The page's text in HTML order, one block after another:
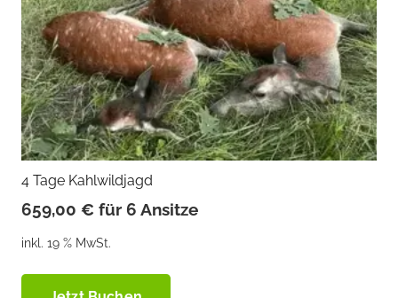
4 Tage Kahlwildjagd
659,00 € für 6 Ansitze
inkl. 19 % MwSt.